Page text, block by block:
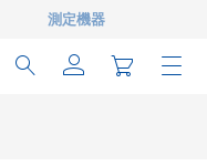
測定機器